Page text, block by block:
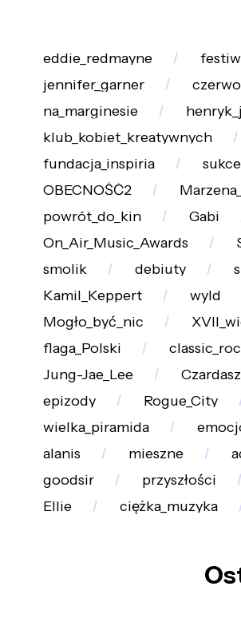
eddie_redmayne
jennifer_garner
na_marginesie
klub_kobiet_kreatywnych
fundacja_inspiria
OBECNOŚĆ2
powrót_do_kin
Gabi
On_Air_Music_Awards
smolik
debiuty
Kamil_Keppert
wyld
Mogło_być_nic
flaga_Polski
Jung-Jae_Lee
Czardasz
epizody
Rogue_City
wielka_piramida
alanis
mieszne
goodsir
przyszłości
Ellie
ciężka_muzyka